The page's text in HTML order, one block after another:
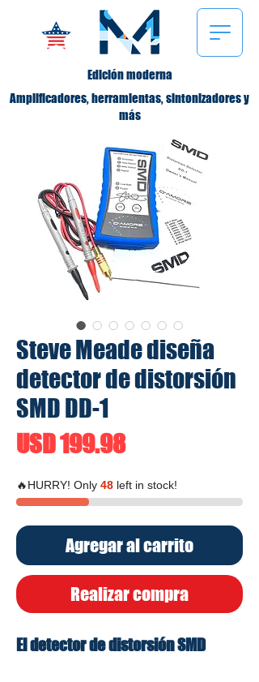
Amplificadores, herramientas, sintonizadores y
más
Edición moderna
Steve Meade diseña
detector de distorsión
SMD DD-1
USD 199.98Precio
🔥HURRY! Only 48 left in stock!
Agregar al carrito
Realizar compra
El detector de distorsión SMD